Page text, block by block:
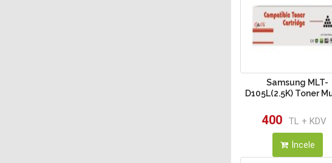
Samsung MLT-
D105L(2.5K) Toner
400 TL + KDV
İncele